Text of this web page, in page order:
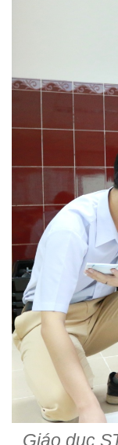
Giáo dục